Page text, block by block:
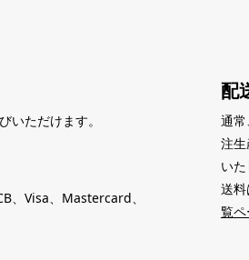
いただけます。
、Visa、Mastercard、
配
通
注
いた
送
覧